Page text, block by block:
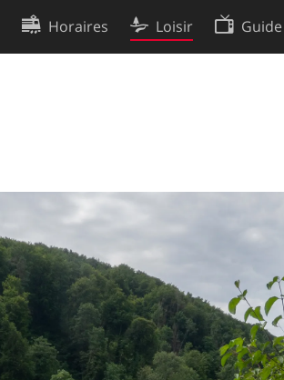
Horaires Loisir